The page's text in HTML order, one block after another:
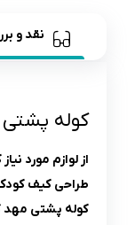
نقد و
کوله پشتی
از لوازم مورد
طراحی کیف
کوله پشتی مهد